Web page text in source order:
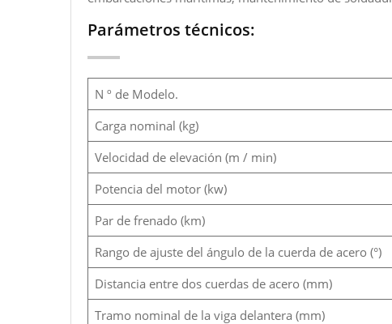
Parámetros técnicos:
N º de Modelo.
Carga nominal (kg)
Velocidad de elevación (m / min)
Potencia del motor (kw)
Par de frenado (km)
Rango de ajuste del ángulo de la cuerda de acero (°)
Distancia entre dos cuerdas de acero (mm)
Tramo nominal de la viga delantera (mm)